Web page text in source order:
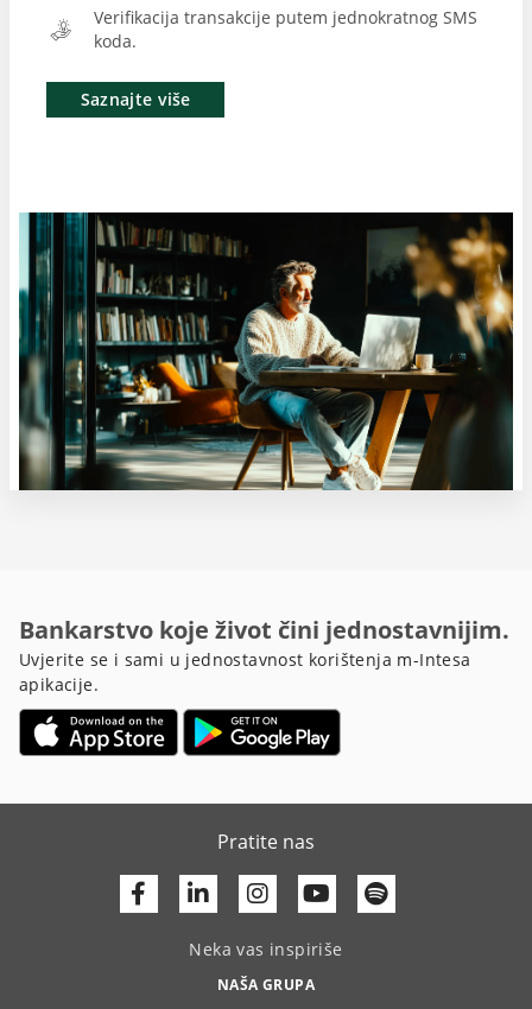
Verifikacija transakcije putem jednokratnog SMS
koda.
Saznajte više
Bankarstvo koje život čini jednostavnijim.
Uvjerite se i sami u jednostavnost korištenja m-Intesa
apikacije.
Pratite nas
Facebook
Linkedin Youtube
Neka vas inspiriše
NAŠA GRUPA